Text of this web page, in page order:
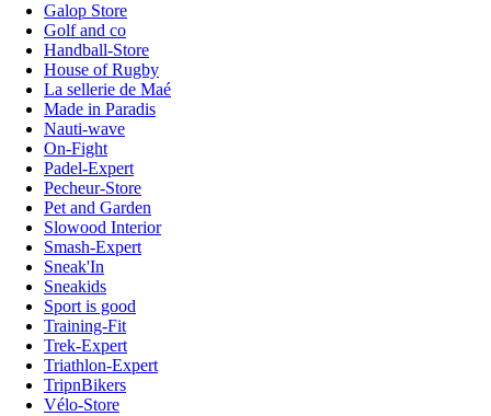
Galop Store
Golf and co
Handball-Store
House of Rugby
La sellerie de Maé
Made in Paradis
Nauti-wave
On-Fight
Padel-Expert
Pecheur-Store
Pet and Garden
Slowood Interior
Smash-Expert
Sneak'In
Sneakids
Sport is good
Training-Fit
Trek-Expert
Triathlon-Expert
TripnBikers
Vélo-Store